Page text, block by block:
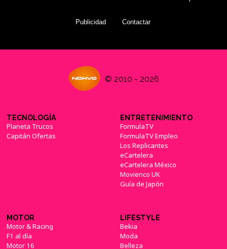
Publicidad Contactar
© 2010 - 2026
TECNOLOGÍA
Planeta Trucos
Capitán Ofertas
ENTRETENIMIENTO
FormulaTV
FormulaTV Empleo
Los Replicantes
eCartelera
eCartelera México
Movienco UK
Guía de Japón
MOTOR
Motor & Racing
F1 al día
Motor 16
LIFESTYLE
Bekia
Moda
Belleza